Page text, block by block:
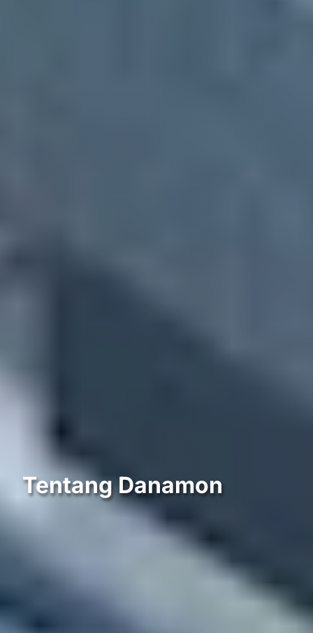
Tentang Danamon